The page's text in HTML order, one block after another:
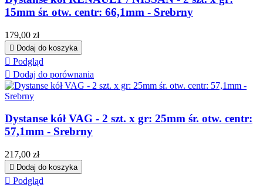
15mm śr. otw. centr: 66,1mm - Srebrny
Cena
179,00 zł
 Dodaj do koszyka
 Podgląd
 Dodaj do porównania
Dystanse kół VAG - 2 szt. x gr: 25mm śr. otw. centr:
57,1mm - Srebrny
Cena
217,00 zł
 Dodaj do koszyka
 Podgląd